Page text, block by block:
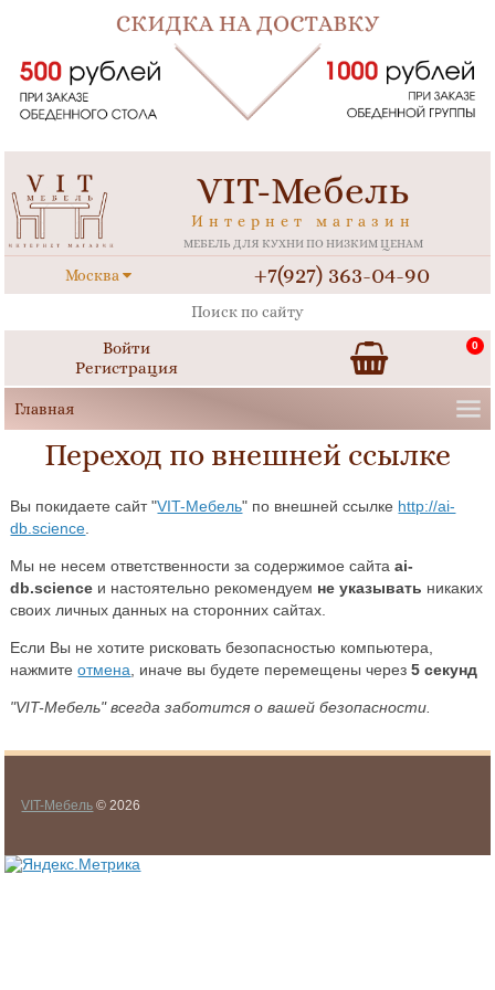
VIT-Мебель
Интернет магазин
МЕБЕЛЬ ДЛЯ КУХНИ ПО НИЗКИМ ЦЕНАМ
Москва +7(927) 363-04-90
Войти
Регистрация
0
Переход по внешней ссылке
Вы покидаете сайт "VIT-Мебель" по внешней ссылке http://ai-
db.science
Мы не несем ответственности за содержимое сайтаai-
db.science и настоятельно рекомендуем не указывать никаких
своих личных данных на сторонних сайтах.
Если Вы не хотите рисковать безопасностью компьютера,
нажмитеотмена , иначе вы будете перемещены через5 секунд
"VIT-Мебель" всегда заботится о вашей безопасности.
VIT-Мебель © 2026